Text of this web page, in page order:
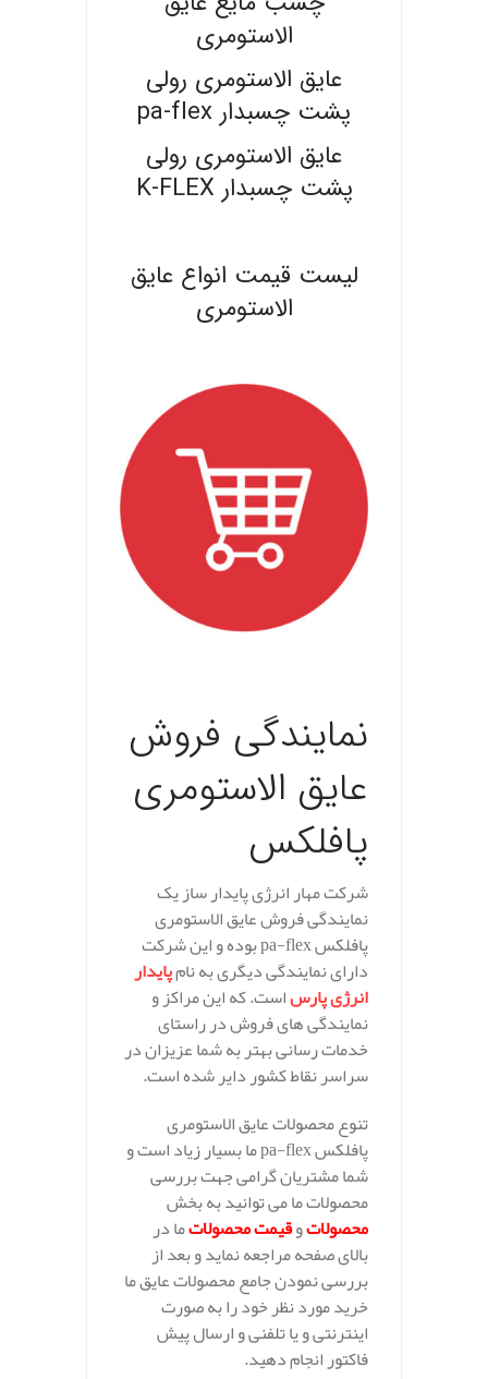
الاستومری
عایق الاستومری رولی
پشت چسبدار pa-flex
عایق الاستومری رولی
پشت چسبدار K-FLEX
لیست قیمت انواع عایق
الاستومری
نمایندگی فروش
عایق الاستومری
پافلکس
شرکت مهار انرژی پایدار ساز یک
نمایندگی فروش عایق الاستومری
پافلکس pa-flex بوده و این شرکت
دارای نمایندگی دیگری به نامپایدار
انرژی پارساست. که این مراکز و
نمایندگی های فروش در راستای
خدمات رسانی بهتر به شما عزیزان در
سراسر نقاط کشور دایر شده است.
تنوع محصولات عایق الاستومری
پافلکس pa-flex ما بسیار زیاد است و
شما مشتریان گرامی جهت بررسی
محصولات ما می توانید به بخش
محصولاتوقیمت محصولاتما در
بالای صفحه مراجعه نماید و بعد از
بررسی نمودن جامع محصولات عایق ما
خرید مورد نظر خود را به صورت
اینترنتی و یا تلفنی و ارسال پیش
فاکتور انجام دهید.